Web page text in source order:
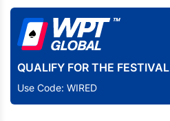
QUALIFY FOR THE FESTIVAL
Use Code: WIRED